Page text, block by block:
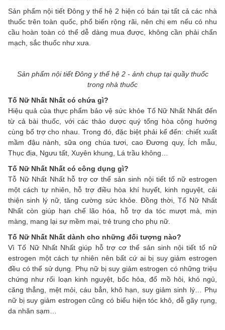
Sản phẩm nội tiết Đông y thế hệ 2 hiện có bán tại tất cả các nhà
thuốc trên toàn quốc, phổ biến rộng rãi, nên chị em nếu có nhu
cầu hoàn toàn có thể dễ dàng mua được, không cần phải chẩn
mạch, sắc thuốc như xưa.
Sản phẩm nội tiết Đông y thế hệ 2 - ảnh chụp tại quầy thuốc
trong nhà thuốc
Tố Nữ Nhất Nhất có chứa gì?
Hiệu quả của thực phẩm bảo vệ sức khỏe Tố Nữ Nhất Nhất đến
từ cả bài thuốc, với các thảo dược quý tổng hòa cộng hưởng
cùng bổ trợ cho nhau. Trong đó, đặc biệt phải kể đến: chiết xuất
mầm đậu nành, sữa ong chúa tươi, cao Đương quy, Ích mẫu,
Thục địa, Ngưu tất, Xuyên khung, Lá trầu không…
Tố Nữ Nhất Nhất có công dụng gì?
Tỗ Nữ Nhất Nhất hỗ trợ cơ thể sản sinh nội tiết tố nữ estrogen
một cách tự nhiên, hỗ trợ điều hòa khí huyết, kinh nguyệt, cải
thiện sinh lý nữ, tăng cường sức khỏe. Đồng thời, Tố Nữ Nhất
Nhất còn giúp hạn chế lão hóa, hỗ trợ da tóc mượt mà, mịn
màng, mang lại sự mềm mại, trẻ trung cho phụ nữ.
Tố Nữ Nhất Nhất dành cho những đối tượng nào?
Vì Tố Nữ Nhất Nhất giúp hỗ trợ cơ thể sản sinh nội tiết tố nữ
estrogen một cách tự nhiên nên bất cứ ai bị suy giảm estrogen
đều có thể sử dụng. Phụ nữ bị suy giảm estrogen có những triệu
chứng như rối loạn kinh nguyệt, bốc hỏa, đổ mồ hôi, khó ngủ,
căng thẳng, mệt mỏi, cáu bẳn, khô hạn, suy giảm sinh lý… Phụ
nữ bị suy giảm estrogen cũng có biểu hiện tóc khô, dễ gãy rụng,
da nhăn sạm…